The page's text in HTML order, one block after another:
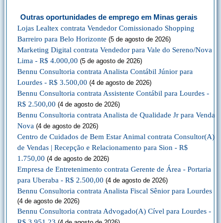
Outras oportunidades de emprego em Minas gerais
Lojas Lealtex contrata Vendedor Comissionado Shopping
Barreiro para Belo Horizonte (5 de agosto de 2026)
Marketing Digital contrata Vendedor para Vale do Sereno/Nova
Lima - R$ 4.000,00 (5 de agosto de 2026)
Bennu Consultoria contrata Analista Contábil Júnior para
Lourdes - R$ 3.500,00 (4 de agosto de 2026)
Bennu Consultoria contrata Assistente Contábil para Lourdes -
R$ 2.500,00 (4 de agosto de 2026)
Bennu Consultoria contrata Analista de Qualidade Jr para Venda
Nova (4 de agosto de 2026)
Centro de Cuidados de Bem Estar Animal contrata Consultor(A)
de Vendas | Recepção e Relacionamento para Sion - R$
1.750,00 (4 de agosto de 2026)
Empresa de Entretenimento contrata Gerente de Área - Portaria
para Uberaba - R$ 2.500,00 (4 de agosto de 2026)
Bennu Consultoria contrata Analista Fiscal Sênior para Lourdes
(4 de agosto de 2026)
Bennu Consultoria contrata Advogado(A) Cível para Lourdes -